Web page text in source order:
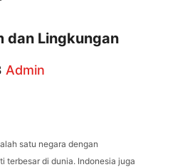
dan Lingkungan
Admin
satu negara dengan
terbesar di dunia. Indonesia juga